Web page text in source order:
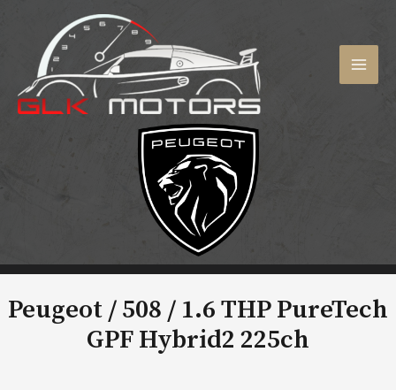
contenu
Peugeot / 508 / 1.6 THP PureTech
GPF Hybrid2 225ch